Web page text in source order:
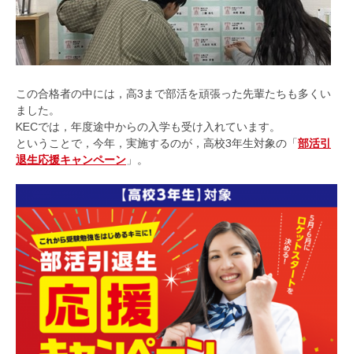
この合格者の中には，高3まで部活を頑張った先輩たちも多くい
ました。
KECでは，年度途中からの入学も受け入れています。
ということで，今年，実施するのが，高校3年生対象の「部活引
退生応援キャンペーン 」。